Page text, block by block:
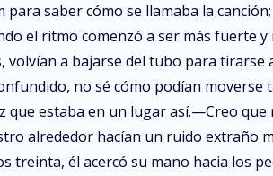
para saber cómo se llamaba la
el ritmo comenzó a ser más fuerte
volvían a bajarse del tubo para tirarse
no sé cómo podían
que estaba en un lugar así.—Creo
alrededor hacían un ruido extraño
treinta, él acercó su mano hacia los